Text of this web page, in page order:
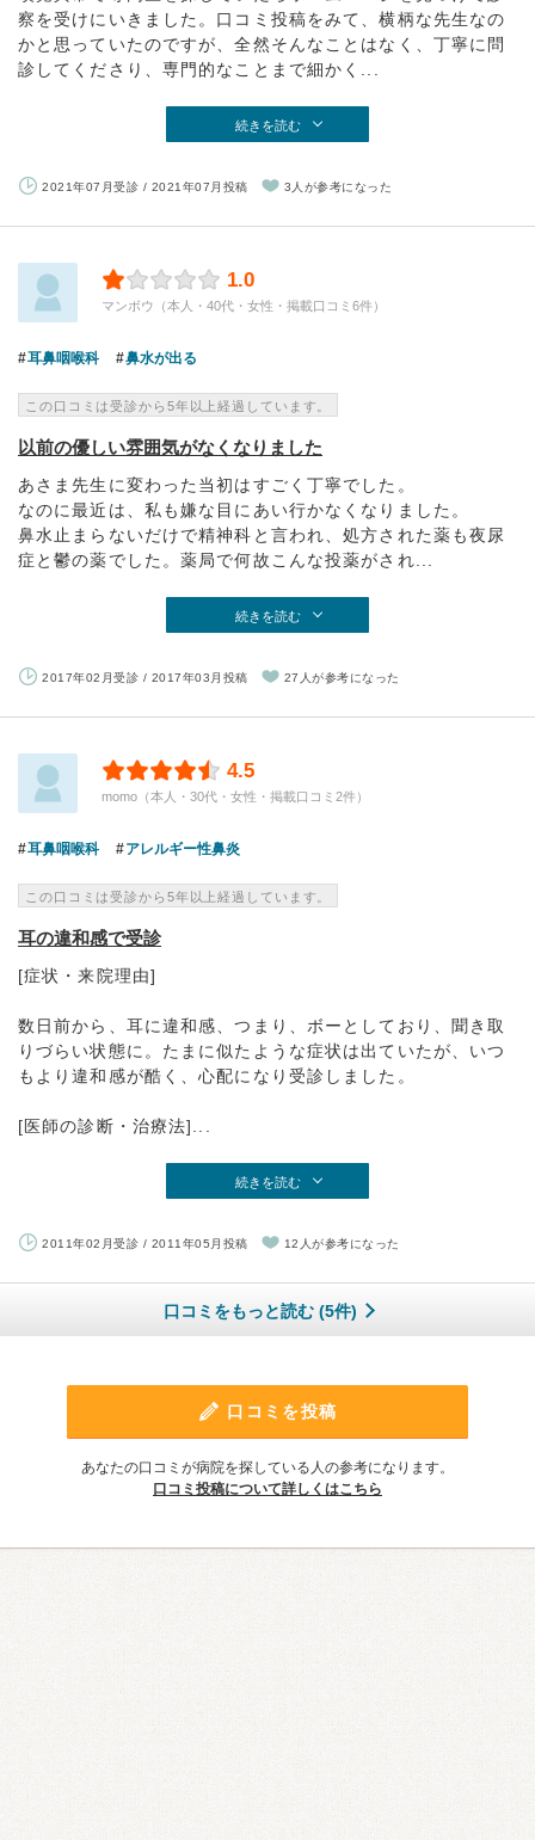
察を受けにいきました。口コミ投稿をみて、横柄な先生なの
かと思っていたのですが、全然そんなことはなく、丁寧に問
診してくださり、専門的なことまで細かく...
続きを読む
2021年07月受診 / 2021年07月投稿 3人が参考になった
1.0
マンボウ（本人・40代・女性・掲載口コミ6件）
耳鼻咽喉科 鼻水が出る
この口コミは受診から5年以上経過しています。
以前の優しい雰囲気がなくなりました
あさま先生に変わった当初はすごく丁寧でした。
なのに最近は、私も嫌な目にあい行かなくなりました。
鼻水止まらないだけで精神科と言われ、処方された薬も夜尿
症と鬱の薬でした。薬局で何故こんな投薬がされ...
続きを読む
2017年02月受診 / 2017年03月投稿 27人が参考になった
4.5
momo（本人・30代・女性・掲載口コミ2件）
耳鼻咽喉科 アレルギー性鼻炎
この口コミは受診から5年以上経過しています。
耳の違和感で受診
[症状・来院理由]
数日前から、耳に違和感、つまり、ボーとしており、聞き取
りづらい状態に。たまに似たような症状は出ていたが、いつ
もより違和感が酷く、心配になり受診しました。
[医師の診断・治療法]...
続きを読む
2011年02月受診 / 2011年05月投稿 12人が参考になった
口コミをもっと読む (5件)
口コミを投稿
あなたの口コミが病院を探している人の参考になります。
口コミ投稿について詳しくはこちら